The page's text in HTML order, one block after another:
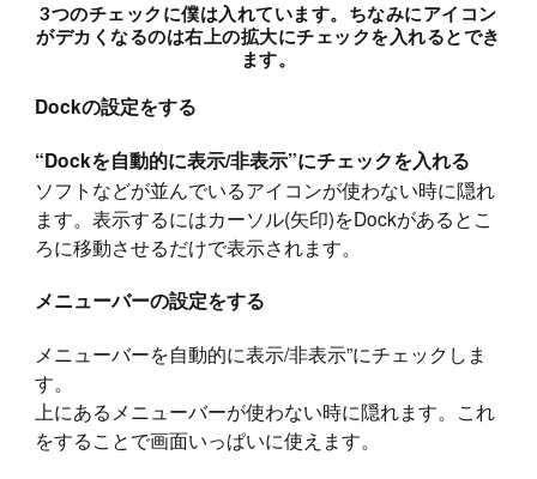
3つのチェックに僕は入れています。ちなみにアイコン
がデカくなるのは右上の拡大にチェックを入れるとでき
ます。
Dockの設定をする
“Dockを自動的に表示/非表示”にチェックを入れる
ソフトなどが並んでいるアイコンが使わない時に隠れ
ます。表示するにはカーソル(矢印)をDockがあるとこ
ろに移動させるだけで表示されます。
メニューバーの設定をする
メニューバーを自動的に表示/非表示”にチェックしま
す。
上にあるメニューバーが使わない時に隠れます。これ
をすることで画面いっぱいに使えます。